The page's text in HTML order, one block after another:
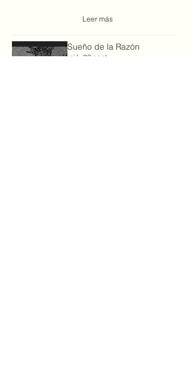
Leer más
Sueño de la Razón
mié, 20 sept.